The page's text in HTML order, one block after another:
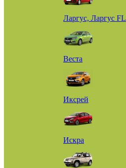
Ларгус, Ларгус FL
Веста
Иксрей
Искра